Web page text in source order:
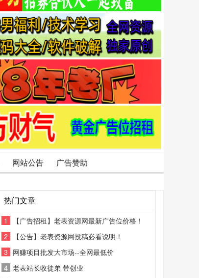
网站公告 广告赞助
热门文章
1
【广告招租】老表资源网最新广告位价格！
2
【公告】老表资源网投稿必看说明！
3 网赚项目批发大市场--全网最低价
4 老表站长收徒弟 带创业